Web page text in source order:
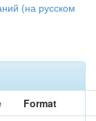
(на русском
Format